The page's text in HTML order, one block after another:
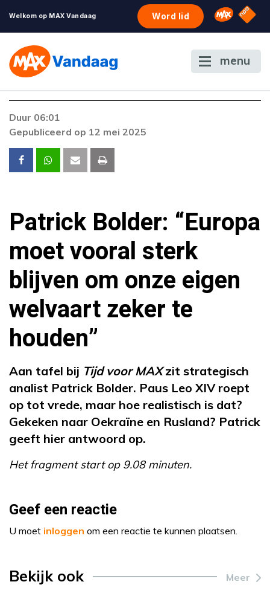
Welkom op MAX Vandaag Word lid Omroep
NPO
menu
Er is een licentie-fout opgetreden. Als het
contact op met onze klantenservice.
Duur 06:01
Gepubliceerd op 12 mei 2025
Patrick Bolder: “Europa
moet vooral sterk
blijven om onze eigen
welvaart zeker te
houden”
Aan tafel bij Tijd voor MAXzit strategisch
analist Patrick Bolder. Paus Leo XIV roept
op tot vrede, maar hoe realistisch is dat?
Gekeken naar Oekraïne en Rusland? Patrick
geeft hier antwoord op.
Het fragment start op 9.08 minuten.
Geef een reactie
U moet inloggen om een reactie te kunnen plaatsen.
Bekijk ook Meer